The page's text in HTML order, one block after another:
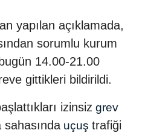
yapılan açıklamada,
sorumlu kurum
14.00-21.00
gittikleri bildirildi.
izinsiz grev
sahasındauçuş trafiği